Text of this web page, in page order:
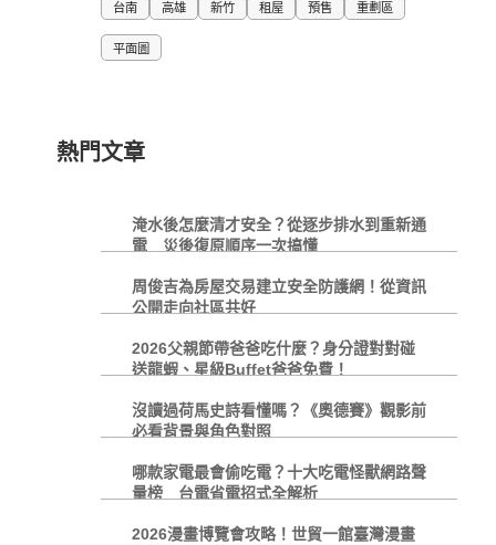
台南 高雄 新竹 租屋 預售 重劃區
平面圖
熱門文章
淹水後怎麼清才安全？從逐步排水到重新通
電 災後復原順序一次搞懂
周俊吉為房屋交易建立安全防護網！從資訊
公開走向社區共好
2026父親節帶爸爸吃什麼？身分證對對碰
送龍蝦、星級Buffet爸爸免費！
沒讀過荷馬史詩看懂嗎？《奧德賽》觀影前
必看背景與角色對照
哪款家電最會偷吃電？十大吃電怪獸網路聲
量榜 台電省電招式全解析
2026漫畫博覽會攻略！世貿一館臺灣漫畫